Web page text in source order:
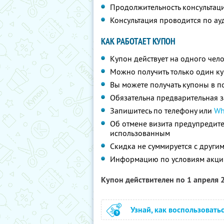
Продолжительность
Консультация проводится по
КАК РАБОТАЕТ КУПОН
Купон действует на одного
Можно получить только один
Вы можете получать купоны в
Обязательна предварительная
Запишитесь по телефону или
Об отмене визита
использованным
Скидка не суммируется с
Информацию по условиям
Купон действителен по 1 апреля
Узнай, как